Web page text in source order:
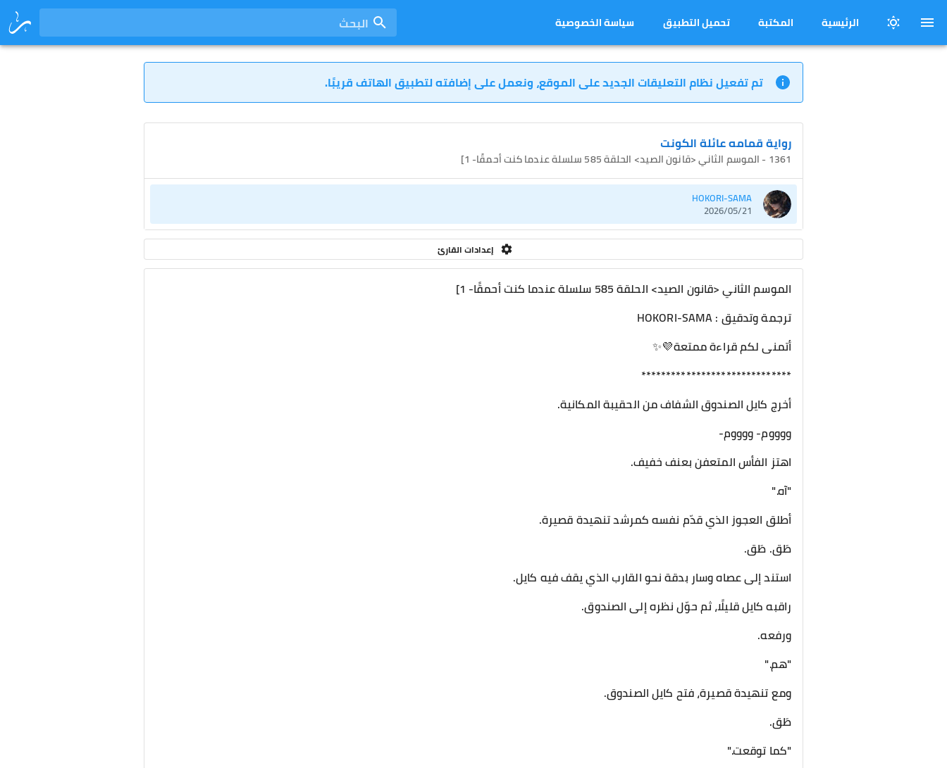
الرئيسية المكتبة تحميل التطبيق سياسة الخصوصية البحث
تم تفعيل نظام التعليقات الجديد على الموقع، ونعمل على إضافته لتطبيق الهاتف قريبًا.
رواية قمامه عائلة الكونت
1361 - الموسم الثاني <قانون الصيد> الحلقة 585 سلسلة عندما كنت أحمقًا- 1]
HOKORI-SAMA
2026/05/21
إعدادات القارئ
الموسم الثاني <قانون الصيد> الحلقة 585 سلسلة عندما كنت أحمقًا- 1]
ترجمة وتدقيق : HOKORI-SAMA
أتمنى لكم قراءة ممتعة💜✨️
******************************
أخرج كايل الصندوق الشفاف من الحقيبة المكانية.
ووووم- ووووم-
اهتز الفأس المتعفن بعنف خفيف.
"آه."
أطلق العجوز الذي قدّم نفسه كمرشد تنهيدة قصيرة.
طَق. طَق.
استند إلى عصاه وسار بدقة نحو القارب الذي يقف فيه كايل.
راقبه كايل قليلًا، ثم حوّل نظره إلى الصندوق.
ورفعه.
"هم."
ومع تنهيدة قصيرة، فتح كايل الصندوق.
طَق.
"كما توقعت."